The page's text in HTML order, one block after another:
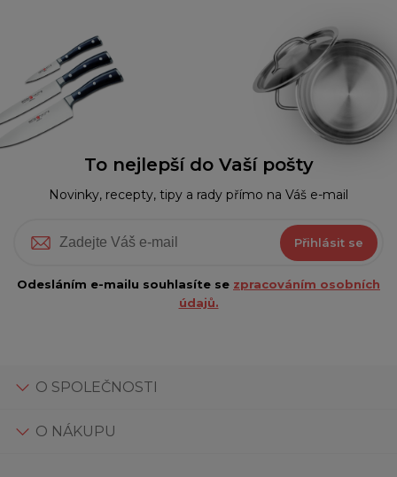
To nejlepší do Vaší pošty
Novinky, recepty, tipy a rady přímo na Váš e-mail
Přihlásit se
Odesláním e-mailu souhlasíte se zpracováním osobních
údajů.
O SPOLEČNOSTI
O NÁKUPU